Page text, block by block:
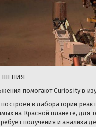
помогают Curiosity в
в лаборатории
на Красной планете, для
получения и анализа